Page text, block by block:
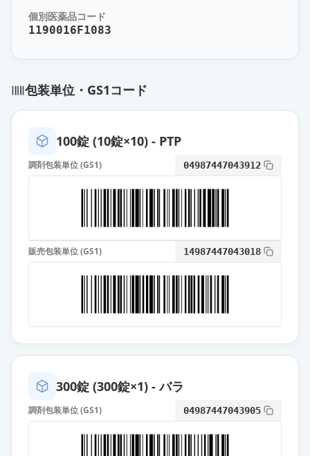
個別医薬品コード
1190016F1083
包装単位・GS1コード
100錠 (10錠×10) - PTP
調剤包装単位 (GS1) 04987447043912
販売包装単位 (GS1) 14987447043018
300錠 (300錠×1) - バラ
調剤包装単位 (GS1) 04987447043905